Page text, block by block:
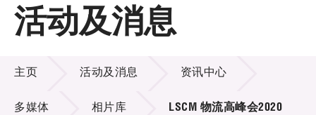
主页
关于LSCM
技术商品化
项目及资助计划
活动及消息
活动及消息
主页 活动及消息 资讯中心
多媒体 相片库 LSCM 物流高峰会2020